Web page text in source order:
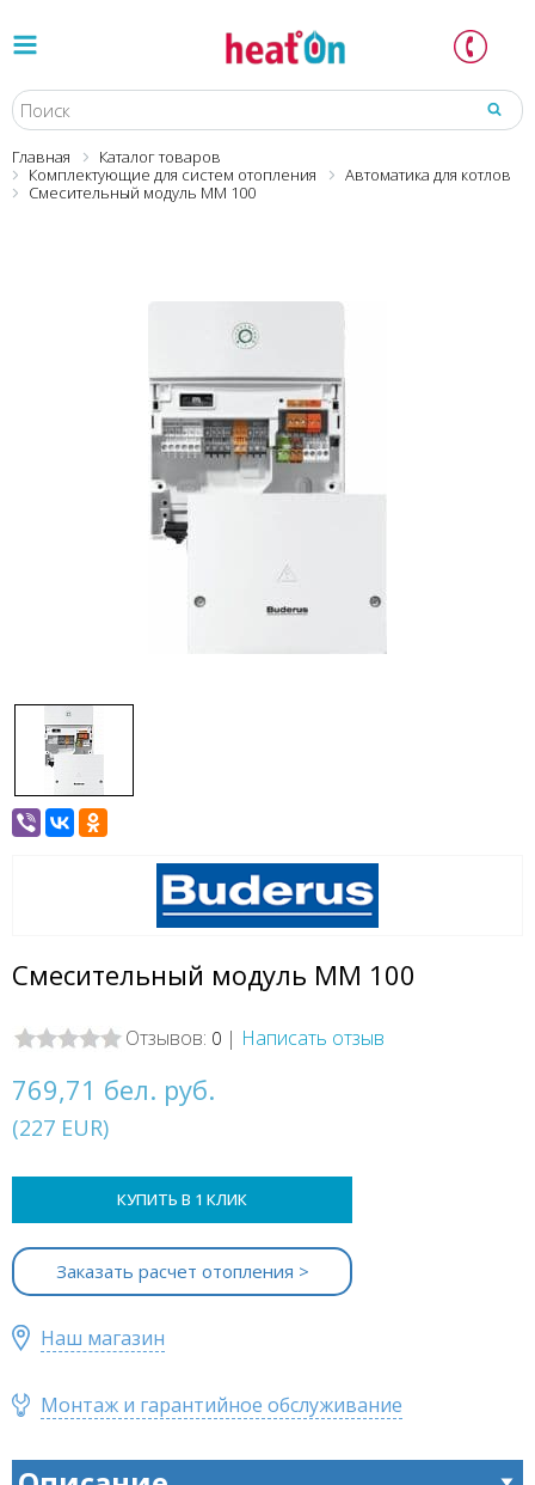
Главная
Каталог товаров
Комплектующие для систем отопления
Автоматика для котлов
Смесительный модуль ММ 100
Смесительный модуль ММ 100
Отзывов: 0 | Написать отзыв
769,71 бел. руб.
(227 EUR)
КУПИТЬ В 1 КЛИК
Заказать расчет отопления >
Наш магазин
Монтаж и гарантийное обслуживание